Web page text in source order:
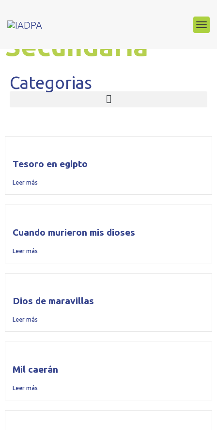
Club de Lectura
Secundaria
Categorias
Tesoro en egipto
Leer más
Cuando murieron mis dioses
Leer más
Dios de maravillas
Leer más
Mil caerán
Leer más